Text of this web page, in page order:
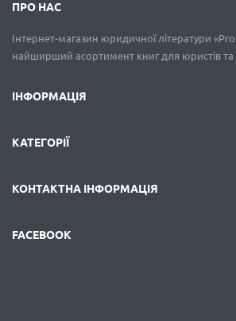
ПРО НАС
Інтернет-магазин юридичної літератури
найширший асортимент книг для юристів та
ІНФОРМАЦІЯ
КАТЕГОРІЇ
КОНТАКТНА ІНФОРМАЦІЯ
FACEBOOK